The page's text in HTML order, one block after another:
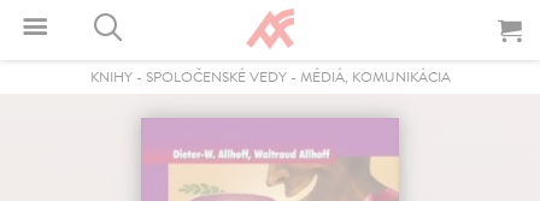
KNIHY- SPOLOČENSKÉ VEDY- MÉDIÁ, KOMUNIKÁCIA